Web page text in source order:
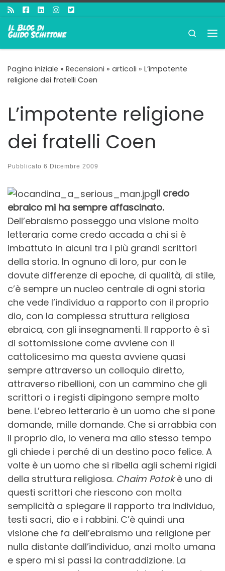
Passa al contenuto
Search
Pagina iniziale » Recensioni » articoli » L’impotente
religione dei fratelli Coen
L’impotente religione
dei fratelli Coen
Pubblicato 6 Dicembre 2009
Il credo
ebraico mi ha sempre affascinato.
Dell’ebraismo posseggo una visione molto
letteraria come credo accada a chi si è
imbattuto in alcuni tra i più grandi scrittori
della storia. In ognuno di loro, pur con le
dovute differenze di epoche, di qualità, di stile,
c’è sempre un nucleo centrale di ogni storia
che vede l’individuo a rapporto con il proprio
dio, con la complessa struttura religiosa
ebraica, con gli insegnamenti. Il rapporto è sì
di sottomissione come avviene con il
cattolicesimo ma questa avviene quasi
sempre attraverso un colloquio diretto,
attraverso ribellioni, con un cammino che gli
scrittori o i registi dipingono sempre molto
bene. L’ebreo letterario è un uomo che si pone
domande, mille domande. Che si arrabbia con
il proprio dio, lo venera ma allo stesso tempo
gli chiede i perché di un destino poco felice. A
volte è un uomo che si ribella agli schemi rigidi
della struttura religiosa. Chaim Potokè uno di
questi scrittori che riescono con molta
semplicità a spiegare il rapporto tra individuo,
testi sacri, dio e i rabbini. C’è quindi una
visione che fa dell’ebraismo una religione per
nulla distante dall’individuo, anzi molto umana
e spero mi si passi la contraddizione. La